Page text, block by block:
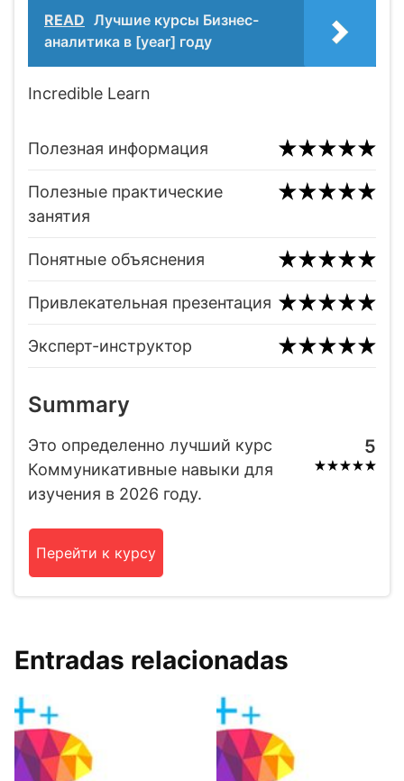
READ Лучшие курсы Бизнес-
аналитика в [year] году
Incredible Learn
Полезная информация
Полезные практические
занятия
Понятные объяснения
Привлекательная презентация
Эксперт-инструктор
Summary
Это определенно лучший курс
Коммуникативные навыки для
изучения в 2026 году.
5
Перейти к курсу
Entradas relacionadas